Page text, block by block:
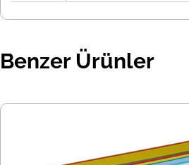
Benzer Ürünler